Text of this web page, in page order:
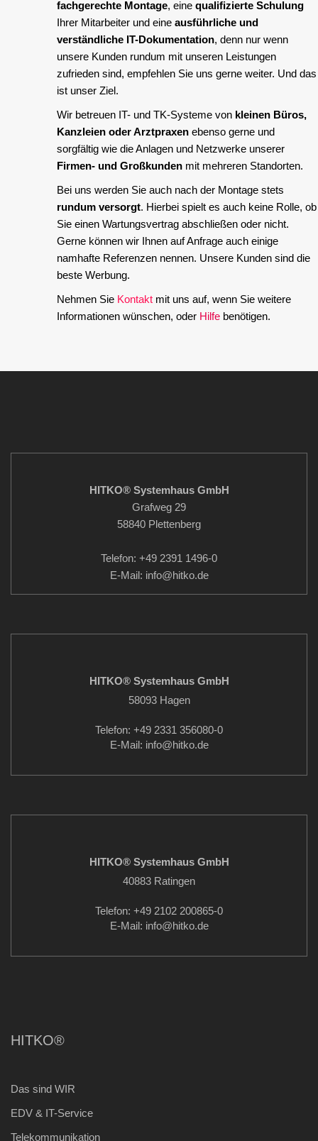
fachgerechte Montage, eine qualifizierte Schulung
Ihrer Mitarbeiter und eine ausführliche und
verständliche IT-Dokumentation, denn nur wenn
unsere Kunden rundum mit unseren Leistungen
zufrieden sind, empfehlen Sie uns gerne weiter. Und das
ist unser Ziel.
Wir betreuen IT- und TK-Systeme von kleinen Büros,
Kanzleien oder Arztpraxen ebenso gerne und
sorgfältig wie die Anlagen und Netzwerke unserer
Firmen- und Großkunden mit mehreren Standorten.
Bei uns werden Sie auch nach der Montage stets
rundum versorgt. Hierbei spielt es auch keine Rolle, ob
Sie einen Wartungsvertrag abschließen oder nicht.
Gerne können wir Ihnen auf Anfrage auch einige
namhafte Referenzen nennen. Unsere Kunden sind die
beste Werbung.
Nehmen Sie Kontakt mit uns auf, wenn Sie weitere
Informationen wünschen, oder Hilfe benötigen.
HITKO® Systemhaus GmbH
Grafweg 29
58840 Plettenberg
Telefon: +49 2391 1496-0
E-Mail: info@hitko.de
HITKO® Systemhaus GmbH
58093 Hagen
Telefon: +49 2331 356080-0
E-Mail: info@hitko.de
HITKO® Systemhaus GmbH
40883 Ratingen
Telefon: +49 2102 200865-0
E-Mail: info@hitko.de
HITKO®
Das sind WIR
EDV & IT-Service
Telekommunikation